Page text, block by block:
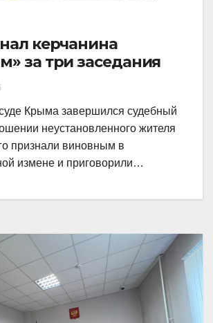
керчанина
за три заседания
Крыма завершился судебный
неустановленного жителя
признали виновным в
измене и приговорили…